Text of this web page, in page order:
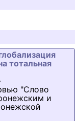
тотальная
"Слово
и